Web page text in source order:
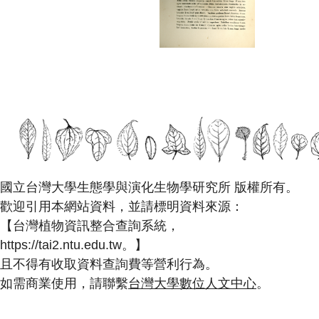
國立台灣大學生態學與演化生物學研究所 版權所有。
歡迎引用本網站資料，並請標明資料來源：
【台灣植物資訊整合查詢系統，
https://tai2.ntu.edu.tw。】
且不得有收取資料查詢費等營利行為。
如需商業使用，請聯繫台灣大學數位人文中心。